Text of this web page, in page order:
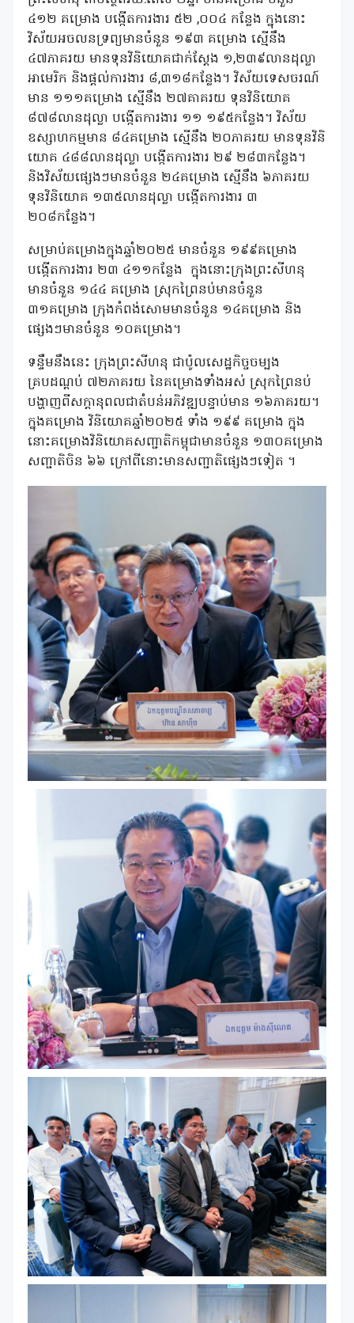
៤១២ គម្រោង បង្កើតការងារ ៥២ ,០០៤ កន្លែង ក្នុងនោះ
វិស័យអចលនទ្រព្យមានចំនួន ១៩៣ គម្រោង ស្មើនឹង
៤៧ភាគរយ មានទុនវិនិយោគជាក់ស្តែង ១,២៣៩លានដុល្លា
អាមេរិក និងផ្តល់ការងារ ៨,៣១៨កន្លែង។ វិស័យទេសចរណ៍
មាន ១១១គម្រោង ស្មើនឹង ២៧គាគរយ ទុនវិនិយោគ
៨៧៨លានដុល្លា បង្កើតការងារ ១១ ១៩៥កន្លែង។ វិស័យ
ឧស្សាហកម្មមាន ៨៤គម្រោង ស្មើនឹង ២០ភាគរយ មានទុនវិនិ
យោគ ៤៨៨លានដុល្លា បង្កើតការងារ ២៩ ២៨៣កន្លែង។
និងវិស័យផ្សេងៗមានចំនួន ២៤គម្រោង ស្មើនឹង ៦ភាគរយ
ទុនវិនិយោគ ១៣៥លានដុល្លា បង្កើតការងារ ៣
២០៨កន្លែង។
សម្រាប់គម្រោងក្នុងឆ្នាំ២០២៥ មានចំនួន ១៩៩គម្រោង
បង្កើតការងារ ២៣ ៤១១កន្លែង ក្នុងនោះក្រុងព្រះសីហនុ
មានចំនួន ១៤៤ គម្រោង ស្រុកព្រៃនប់មានចំនួន
៣១គម្រោង ក្រុងកំពង់សោមមានចំនួន ១៤គម្រោង និង
ផ្សេងៗមានចំនួន ១០គម្រោង។
ទន្ទឹមនឹងនេះ ក្រុងព្រះសីហនុ ជាប៉ូលសេដ្ឋកិច្ចចម្បង
គ្របដណ្តប់ ៧២ភាគរយ នៃគម្រោងទាំងអស់ ស្រុកព្រៃនប់
បង្ហាញពីសក្តានុពលជាតំបន់អភិវឌ្ឍបន្ទាប់មាន ១៦ភាគរយ។
ក្នុងគម្រោង វិនិយោគឆ្នាំ២០២៥ ទាំង ១៩៩ គម្រោង ក្នុង
នោះគម្រោងវិនិយោគសញ្ជាតិកម្ពុជាមានចំនួន ១៣០គម្រោង
សញ្ជាតិចិន ៦៦ ក្រៅពីនោះមានសញ្ជាតិផ្សេងៗទៀត ។